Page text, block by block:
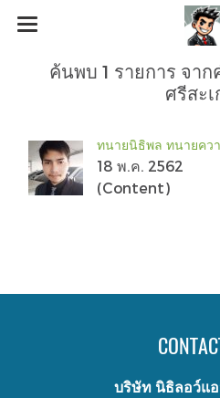
ค้นพบ 1 รายการ จา
ศรีสะ
ทนายนิธิพล ทนายคว
18 พ.ค. 2562
(Content)
บริษัท นิธิลอว์แ